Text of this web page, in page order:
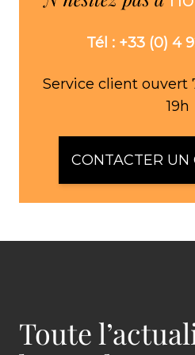
Tél : +33 (0) 4
Service client ouvert
19h
CONTACTER UN
Toute